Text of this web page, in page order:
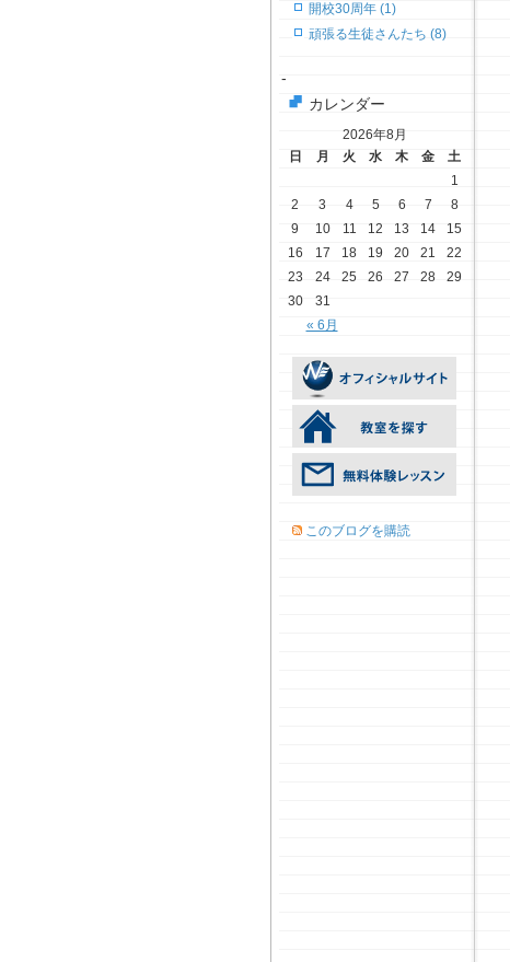
開校30周年 (1)
頑張る生徒さんたち (8)
-
カレンダー
2026年8月
日
月 火 水 木 金 土
« 6月
1
2
3 4 5 6 7
8
9
10 11 12 13 14
15
16
17 18 19 20 21
22
23
24 25 26 27 28
29
30
31
このブログを購読